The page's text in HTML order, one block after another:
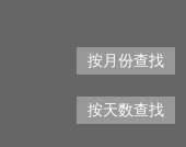
按月份查找
按天数查找